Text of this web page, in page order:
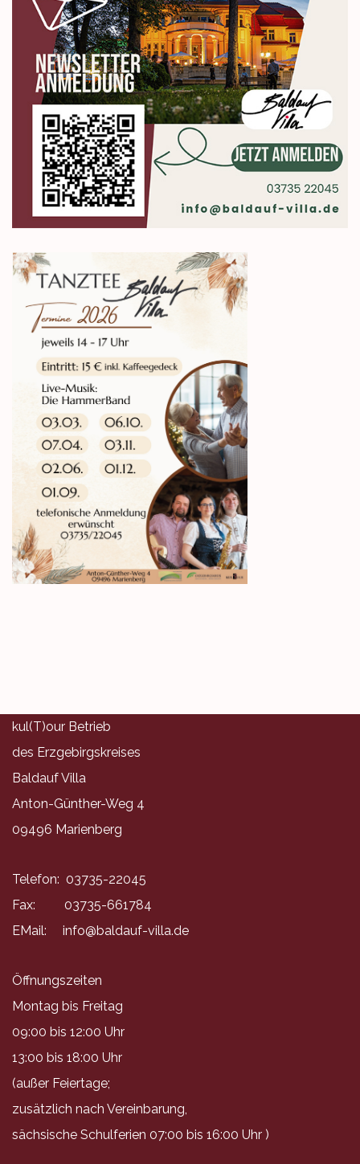
kul(T)our Betrieb
des Erzgebirgskreises
Baldauf Villa
Anton-Günther-Weg 4
09496 Marienberg
Telefon: 03735-22045
Fax: 03735-661784
EMail: info@baldauf-villa.de
Öffnungszeiten
Montag bis Freitag
09:00 bis 12:00 Uhr
13:00 bis 18:00 Uhr
(außer Feiertage;
zusätzlich nach Vereinbarung,
sächsische Schulferien 07:00 bis 16:00 Uhr )